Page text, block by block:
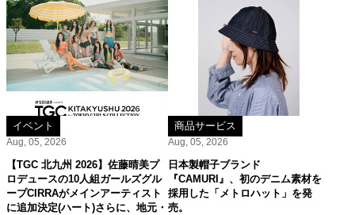
イベント
Aug, 05, 2026
【TGC 北九州 2026】佐藤晴美プ
ロデュースの10人組ガールズグル
ープCIRRAがメインアーティスト
に追加決定(ハート)さらに、地元・
商品サービス
Aug, 05, 2026
日本製帽子ブランド
『CAMURI』、初のデニム素材を
採用した「メトロハット」を発
売。